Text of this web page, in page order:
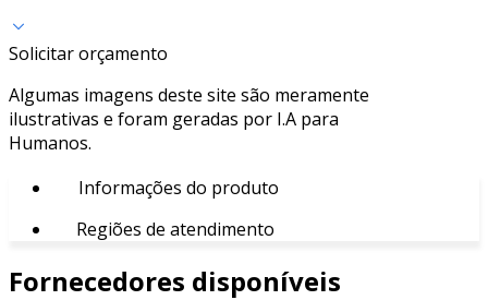
Solicitar orçamento
Algumas imagens deste site são meramente
ilustrativas e foram geradas por I.A para
Humanos.
Informações do produto
Regiões de atendimento
Fornecedores disponíveis